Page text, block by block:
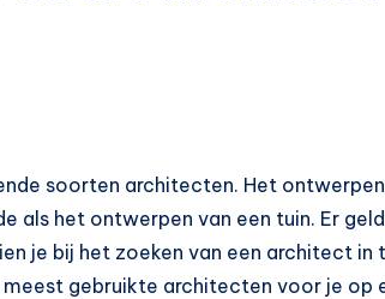
soorten architecten. Het ontwerpen
als het ontwerpen van een tuin. Er
je bij het zoeken van een architect in
meest gebruikte architecten voor je op